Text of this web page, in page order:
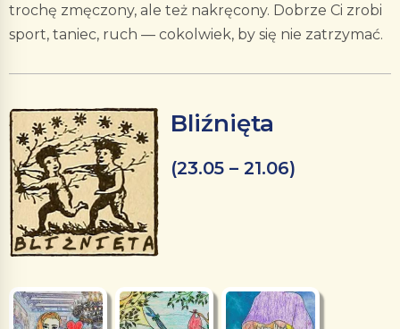
trochę zmęczony, ale też nakręcony. Dobrze Ci zrobi
sport, taniec, ruch — cokolwiek, by się nie zatrzymać.
Bliźnięta
(23.05 – 21.06)